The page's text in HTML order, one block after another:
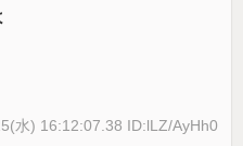
水) 16:12:07.38 ID:lLZ/AyHh0